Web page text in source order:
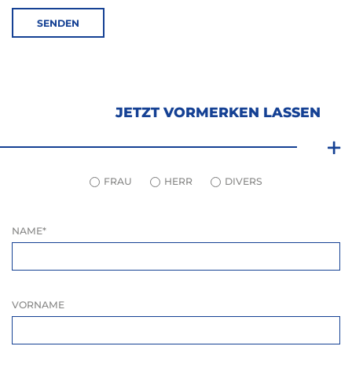
SENDEN
JETZT VORMERKEN LASSEN
FRAU HERR DIVERS
NAME*
VORNAME